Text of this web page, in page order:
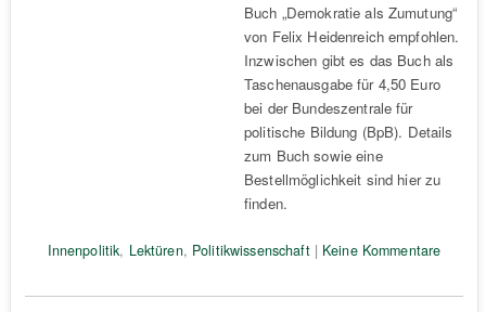
Buch „Demokratie als Zumutung“
von Felix Heidenreich empfohlen.
Inzwischen gibt es das Buch als
Taschenausgabe für 4,50 Euro
bei der Bundeszentrale für
politische Bildung (BpB). Details
zum Buch sowie eine
Bestellmöglichkeit sind hier zu
finden.
Innenpolitik, Lektüren, Politikwissenschaft| Keine Kommentare